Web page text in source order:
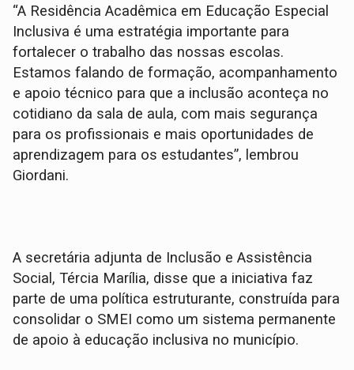
“A Residência Acadêmica em Educação Especial
Inclusiva é uma estratégia importante para
fortalecer o trabalho das nossas escolas.
Estamos falando de formação, acompanhamento
e apoio técnico para que a inclusão aconteça no
cotidiano da sala de aula, com mais segurança
para os profissionais e mais oportunidades de
aprendizagem para os estudantes”, lembrou
Giordani.
A secretária adjunta de Inclusão e Assistência
Social, Tércia Marília, disse que a iniciativa faz
parte de uma política estruturante, construída para
consolidar o SMEI como um sistema permanente
de apoio à educação inclusiva no município.